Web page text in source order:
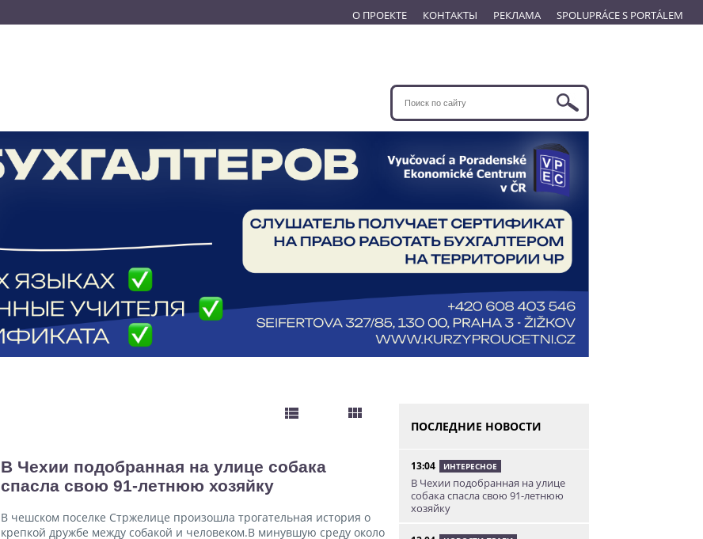
О ПРОЕКТЕ КОНТАКТЫ РЕКЛАМА SPOLUPRÁCE S PORTÁLEM
В Чехии подобранная на улице собака
спасла свою 91-летнюю хозяйку
В чешском поселке Стржелице произошла трогательная история о
крепкой дружбе между собакой и человеком.В минувшую среду около
ПОСЛЕДНИЕ НОВОСТИ
13:04 ИНТЕРЕСНОЕ
В Чехии подобранная на улице
собака спасла свою 91-летнюю
хозяйку